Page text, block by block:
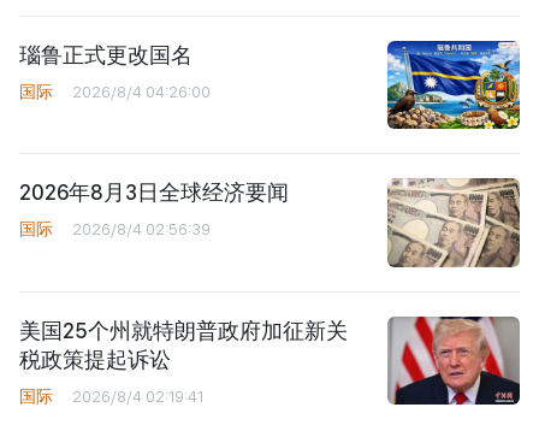
瑙鲁正式更改国名
国际 2026/8/4 04:26:00
2026年8月3日全球经济要闻
国际 2026/8/4 02:56:39
美国25个州就特朗普政府加征新关
税政策提起诉讼
国际 2026/8/4 02:19:41